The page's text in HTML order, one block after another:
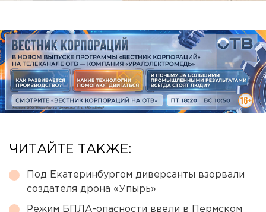
ЧИТАЙТЕ ТАКЖЕ:
Под Екатеринбургом диверсанты взорвали
создателя дрона «Упырь»
Режим БПЛА-опасности ввели в Пермском